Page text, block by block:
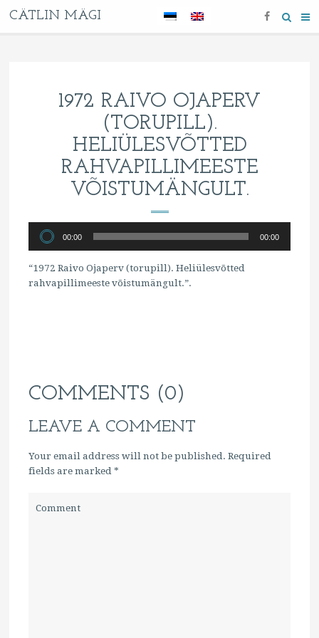
CÄTLIN MÄGI
1972 RAIVO OJAPERV
(TORUPILL).
HELIÜLESVÕTTED
RAHVAPILLIMEESTE
VÕISTUMÄNGULT.
Audioesitaja
00:00 00:00
“1972 Raivo Ojaperv (torupill). Heliülesvõtted
rahvapillimeeste võistumängult.”.
COMMENTS (0)
LEAVE A COMMENT
Your email address will not be published. Required
fields are marked*